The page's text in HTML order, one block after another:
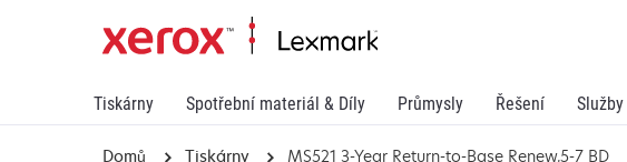
Tiskárny Spotřební materiál & Díly Průmysly Řešení Služby
Domů Tiskárny MS521 3-Year Return-to-Base Renew,5-7 BD